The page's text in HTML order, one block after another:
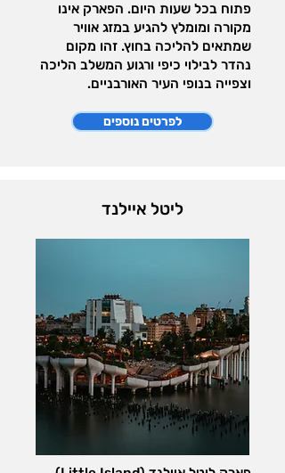
פתוח בכל שעות היום. הפארק אינו
מקורה ומומלץ להגיע במזג אוויר
שמתאים להליכה בחוץ. זהו מקום
נהדר לבילוי כיפי ורגוע המשלב הליכה
וצפייה בנופי העיר האורבניים.
לפרטים נוספים
ליטל איילנד